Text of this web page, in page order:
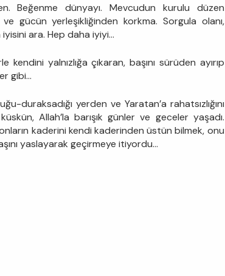
Beğenme dünyayı. Mevcudun kurulu düzen
gücün yerleşikliğinden korkma. Sorgula olanı,
iyisini ara. Hep daha iyiyi…
yalnızlığa çıkaran, başını sürüden ayırıp
gibi…
duraksadığı yerden ve Yaratan’a rahatsızlığını
Allah’la barışık günler ve geceler yaşadı.
kaderini kendi kaderinden üstün bilmek, onu
yaslayarak geçirmeye itiyordu…